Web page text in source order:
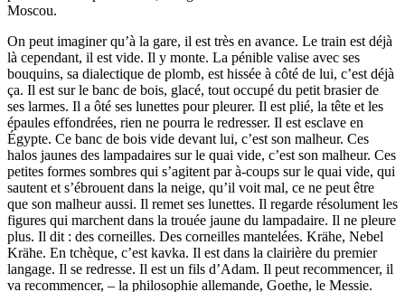
Moscou.
On peut imaginer qu’à la gare, il est très en avance. Le train est déjà
là cependant, il est vide. Il y monte. La pénible valise avec ses
bouquins, sa dialectique de plomb, est hissée à côté de lui, c’est déjà
ça. Il est sur le banc de bois, glacé, tout occupé du petit brasier de
ses larmes. Il a ôté ses lunettes pour pleurer. Il est plié, la tête et les
épaules effondrées, rien ne pourra le redresser. Il est esclave en
Égypte. Ce banc de bois vide devant lui, c’est son malheur. Ces
halos jaunes des lampadaires sur le quai vide, c’est son malheur. Ces
petites formes sombres qui s’agitent par à-coups sur le quai vide, qui
sautent et s’ébrouent dans la neige, qu’il voit mal, ce ne peut être
que son malheur aussi. Il remet ses lunettes. Il regarde résolument les
figures qui marchent dans la trouée jaune du lampadaire. Il ne pleure
plus. Il dit : des corneilles. Des corneilles mantelées. Krähe, Nebel
Krähe. En tchèque, c’est kavka. Il est dans la clairière du premier
langage. Il se redresse. Il est un fils d’Adam. Il peut recommencer, il
va recommencer, – la philosophie allemande, Goethe, le Messie.